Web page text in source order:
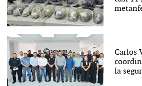
Carlos
la